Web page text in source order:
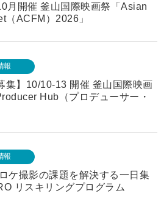
月開催 釜山国際映画祭「Asian
ACFM）2026」
報
集】10/10-13 開催 釜山国際映画
Hub（プロデューサー・
報
ケ撮影の課題を解決する一日集
リスキリングプログラム